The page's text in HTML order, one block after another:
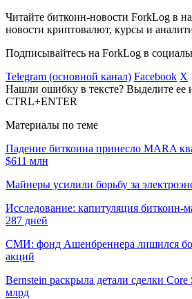
Читайте биткоин-новости ForkLog в
новости криптовалют, курсы и
Подписывайтесь на ForkLog в
Telegram (основной канал) Facebook X
Нашли ошибку в тексте? Выделите ее
CTRL+ENTER
Материалы по теме
Падение биткоина принесло MARA
$611 млн
Майнеры усилили борьбу за
Исследование: капитуляция биткоин-
287 дней
СМИ: фонд Ашенбреннера лишился
акций
Bernstein раскрыла детали сделки
млрд